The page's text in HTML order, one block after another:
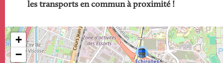
les transports en commun à proximité !
+
−